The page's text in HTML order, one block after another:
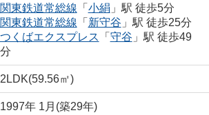
関東鉄道常総線 「 小絹 」駅 徒歩5分
関東鉄道常総線 「 新守谷 」駅 徒歩25分
つくばエクスプレス 「 守谷 」駅 徒歩49
分
2LDK(59.56㎡)
1997年 1月(築29年)